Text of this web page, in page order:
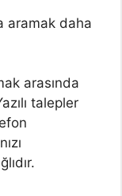
aramak daha
arasında
talepler